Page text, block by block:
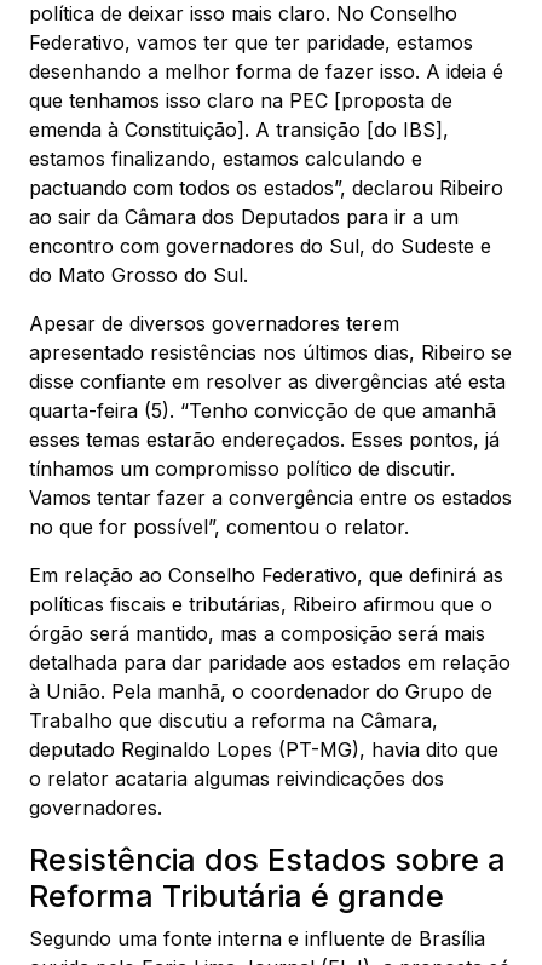
política de deixar isso mais claro. No Conselho
Federativo, vamos ter que ter paridade, estamos
desenhando a melhor forma de fazer isso. A ideia é
que tenhamos isso claro na PEC [proposta de
emenda à Constituição]. A transição [do IBS],
estamos finalizando, estamos calculando e
pactuando com todos os estados”, declarou Ribeiro
ao sair da Câmara dos Deputados para ir a um
encontro com governadores do Sul, do Sudeste e
do Mato Grosso do Sul.
Apesar de diversos governadores terem
apresentado resistências nos últimos dias, Ribeiro se
disse confiante em resolver as divergências até esta
quarta-feira (5). “Tenho convicção de que amanhã
esses temas estarão endereçados. Esses pontos, já
tínhamos um compromisso político de discutir.
Vamos tentar fazer a convergência entre os estados
no que for possível”, comentou o relator.
Em relação ao Conselho Federativo, que definirá as
políticas fiscais e tributárias, Ribeiro afirmou que o
órgão será mantido, mas a composição será mais
detalhada para dar paridade aos estados em relação
à União. Pela manhã, o coordenador do Grupo de
Trabalho que discutiu a reforma na Câmara,
deputado Reginaldo Lopes (PT-MG), havia dito que
o relator acataria algumas reivindicações dos
governadores.
Resistência dos Estados sobre a
Reforma Tributária é grande
Segundo uma fonte interna e influente de Brasília